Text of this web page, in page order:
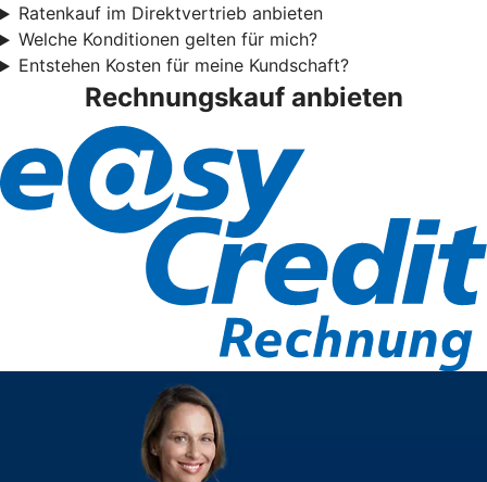
Ratenkauf im Direktvertrieb anbieten
Welche Konditionen gelten für mich?
Entstehen Kosten für meine Kundschaft?
Rechnungskauf anbieten